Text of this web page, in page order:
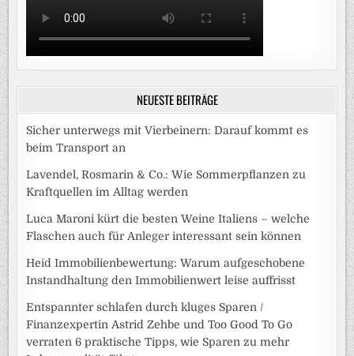
NEUESTE BEITRÄGE
Sicher unterwegs mit Vierbeinern: Darauf kommt es
beim Transport an
Lavendel, Rosmarin & Co.: Wie Sommerpflanzen zu
Kraftquellen im Alltag werden
Luca Maroni kürt die besten Weine Italiens – welche
Flaschen auch für Anleger interessant sein können
Heid Immobilienbewertung: Warum aufgeschobene
Instandhaltung den Immobilienwert leise auffrisst
Entspannter schlafen durch kluges Sparen /
Finanzexpertin Astrid Zehbe und Too Good To Go
verraten 6 praktische Tipps, wie Sparen zu mehr